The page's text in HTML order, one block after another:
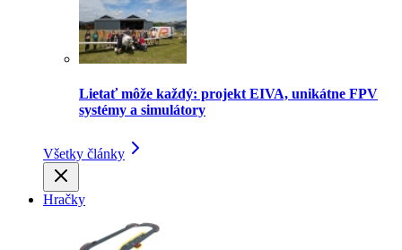
Lietať môže každý: projekt EIVA, unikátne FPV
systémy a simulátory
Všetky články
Hračky